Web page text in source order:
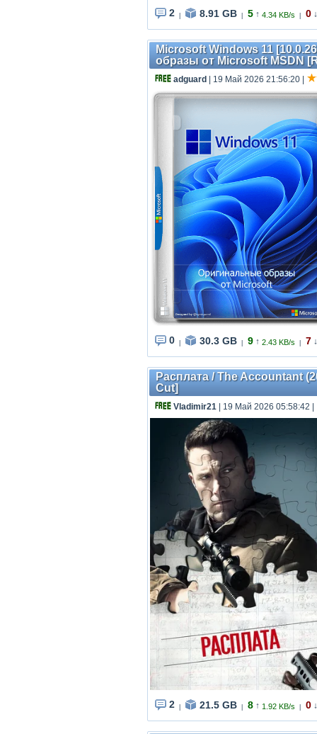
2 8.91 GB 5 ↑ 4.34 KB/s 0 ↓
Microsoft Windows 11
образы от Microsoft MSDN
adguard | 19 Май 2026 21:56:20
0 30.3 GB 9 ↑ 2.43 KB/s 7 ↓
Расплата / The Accountant
Cut]
Vladimir21 | 19 Май 2026 05:58:42
2 21.5 GB 8 ↑ 1.92 KB/s 0 ↓